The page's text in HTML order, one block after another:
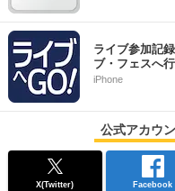
ライブ参加記
ブ・フェスへ
iPhone
公式アカウ
X(Twitter) Facebook